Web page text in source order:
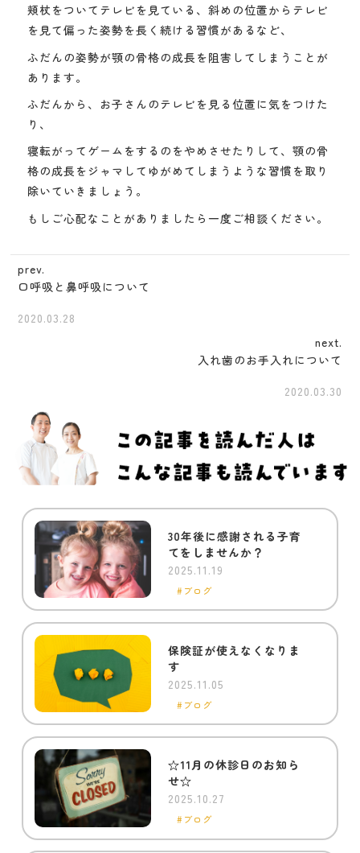
頬杖をついてテレビを見ている、斜めの位置からテレビ
を見て偏った姿勢を長く続ける習慣があるなど、
ふだんの姿勢が顎の骨格の成長を阻害してしまうことが
あります。
ふだんから、お子さんのテレビを見る位置に気をつけた
り、
寝転がってゲームをするのをやめさせたりして、顎の骨
格の成長をジャマしてゆがめてしまうような習慣を取り
除いていきましょう。
もしご心配なことがありましたら一度ご相談ください。
prev.
口呼吸と鼻呼吸について
2020.03.28
next.
入れ歯のお手入れについて
2020.03.30
30年後に感謝される子育
てをしませんか？
2025.11.19
ブログ
保険証が使えなくなりま
す
2025.11.05
ブログ
☆11月の休診日のお知ら
せ☆
2025.10.27
ブログ